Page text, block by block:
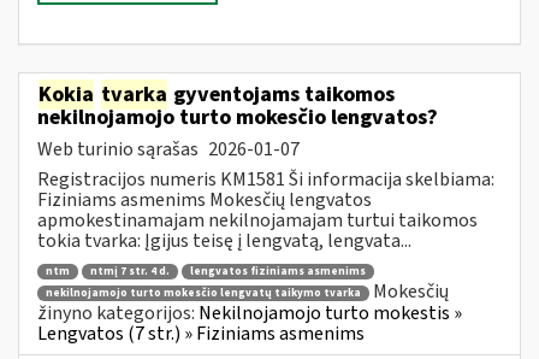
Kokia tvarka gyventojams taikomos
nekilnojamojo turto mokesčio lengvatos?
Web turinio sąrašas 2026-01-07
Registracijos numeris KM1581 Ši informacija skelbiama:
Fiziniams asmenims Mokesčių lengvatos
apmokestinamajam nekilnojamajam turtui taikomos
tokia tvarka: Įgijus teisę į lengvatą, lengvata...
ntm ntmį 7 str. 4 d.
lengvatos fiziniams asmenims
nekilnojamojo turto mokesčio lengvatų taikymo tvarka
Mokesčių
žinyno kategorijos: Nekilnojamojo turto mokestis »
Lengvatos (7 str.) » Fiziniams asmenims